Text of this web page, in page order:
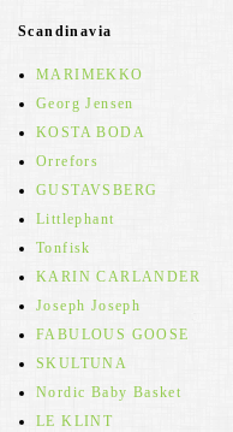
Scandinavia
MARIMEKKO
Georg Jensen
KOSTA BODA
Orrefors
GUSTAVSBERG
Littlephant
Tonfisk
KARIN CARLANDER
Joseph Joseph
FABULOUS GOOSE
SKULTUNA
Nordic Baby Basket
LE KLINT